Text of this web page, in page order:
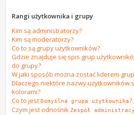
Rangi użytkownika i grupy
Kim są administratorzy?
Kim są moderatorzy?
Co to są grupy użytkowników?
Gdzie znajduje się spis grup
do grupy?
W jaki sposób można zostać liderem
Dlaczego niektóre nazwy użytkowników
kolorami?
Co to jestDomyślna grupa użytkownika?
Czym jest odnośnikZespół